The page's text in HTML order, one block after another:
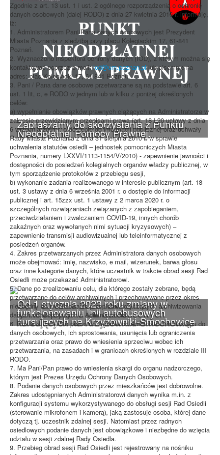
Zapraszamy do skorzystania z Punktu
Nieodpłatnej Pomocy Prawnej.
Od 1 stycznia 2023 roku zmiany w
funkcjonowaniu linii autobusowych
kursujących na Krzyżowniki-Smochowice
Zgodnie z art. 13 ust. 1 i ust. 2 ogólnego rozporządzenia o ochronie
danych osobowych (dalej RODO) z dnia 27 kwietnia 2016 r. informuję,
iż:
1. Administratorem Pani/Pana danych osobowych jest Prezydent
Miasta Poznania z siedzibą przy placu Kolegiackim 17, 61-841
Poznań.
2. Wyznaczono inspektora ochrony danych (IOD), z którym można się
kontaktować poprzez e-mail:iod@um.poznan.pllub pisemnie na
adres: plac Kolegiacki 17, 61-841 Poznań.
3. Pani / Pana dane osobowe przetwarzane są na podstawie art. 6
ust. 1 lit, c, e RODO w jednym lub w kilku z poniżej określonych
celów:
a) wypełnianie obowiązków prawnych ciążących na Administratorze w
zakresie przewidzianym przepisami prawa (art. 18 i 20 ustawy z dnia
6 września 2001 r. o dostępie do informacji publicznej oraz uchwały
Rady Miasta Poznania z dnia 31 sierpnia 2010 r. w sprawie
uchwalenia statutów osiedli – jednostek pomocniczych Miasta
Poznania, numery LXXVI/1113-1154/V/2010) - zapewnienie jawności i
dostępności do posiedzeń kolegialnych organów władzy publicznej, w
tym sporządzenie protokołów z przebiegu sesji,
b) wykonanie zadania realizowanego w interesie publicznym (art. 18
ust. 3 ustawy z dnia 6 września 2001 r. o dostępie do informacji
publicznej i art. 15zzx ust. 1 ustawy z 2 marca 2020 r. o
szczególnych rozwiązaniach związanych z zapobieganiem,
przeciwdziałaniem i zwalczaniem COVID-19, innych chorób
zakaźnych oraz wywołanych nimi sytuacji kryzysowych) –
zapewnienie transmisji audiowizualnej lub teleinformatycznej z
posiedzeń organów.
4. Zakres przetwarzanych przez Administratora danych osobowych
może obejmować: imię, nazwisko, e mail, wizerunek, barwa głosu
oraz inne kategorie danych, które uczestnik w trakcie obrad sesji Rad
Osiedli może przekazać Administratorowi.
5. Dane po zrealizowaniu celu, dla którego zostały zebrane, będą
przetwarzane do celów archiwalnych i przechowywane przez okres
niezbędny do zrealizowania przepisów dotyczących archiwizowania
danych obowiązujących u Administratora.
6. Posiada Pani/Pan prawo do żądania od Administratora dostępu do
danych osobowych, ich sprostowania, usunięcia lub ograniczenia
przetwarzania oraz prawo do wniesienia sprzeciwu wobec ich
przetwarzania, na zasadach i w granicach określonych w rozdziale III
RODO.
7. Ma Pani/Pan prawo do wniesienia skargi do organu nadzorczego,
którym jest Prezes Urzędu Ochrony Danych Osobowych.
8. Podanie danych osobowych przez mieszkańców jest dobrowolne.
Zakres udostępnianych Administratorowi danych wynika m.in. z
konfiguracji systemu wykorzystywanego do obsługi sesji Rad Osiedli
(sterowanie mikrofonem i kamerą), jaką zastosuje osoba, której dane
dotyczą tj. uczestnik zdalnej sesji. Natomiast przez radnych
osiedlowych podanie danych jest obowiązkowe i niezbędne do wzięcia
udziału w sesji zdalnej Rady Osiedla.
9. Przebieg obrad sesji Rad Osiedli jest rejestrowany na nośniku